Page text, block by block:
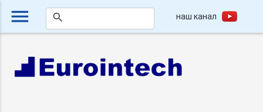
menu search наш канал